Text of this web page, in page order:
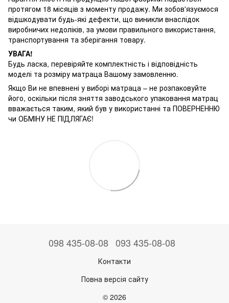
протягом 18 місяців з моменту продажу. Ми зобов'язуємося
відшкодувати будь-які дефекти, що виникли внаслідок
виробничих недоліків, за умови правильного використання,
транспортування та зберігання товару.
УВАГА!
Будь ласка, перевіряйте комплектність і відповідність
моделі та розміру матраца Вашому замовленню.
Якщо Ви не впевнені у виборі матраца – не розпаковуйте
його, оскільки після зняття заводського упаковання матрац
вважається таким, який був у використанні та ПОВЕРНЕННЮ
чи ОБМІНУ НЕ ПІДЛЯГАЄ!
098 435-08-08 093 435-08-08
Контакти
Повна версія сайту
© 2026